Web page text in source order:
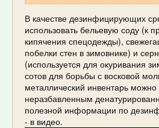
В качестве дезинфицирующих
использовать бельевую соду (к
кипячения спецодежды),
побелки стен в зимовнике) и
(используется для окуривания
сотов для борьбы с восковой
металлический инвентарь
неразбавленным
полезной информации по
- в видео.